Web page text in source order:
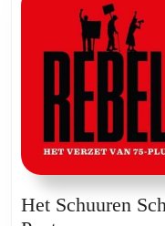
Het Schuuren